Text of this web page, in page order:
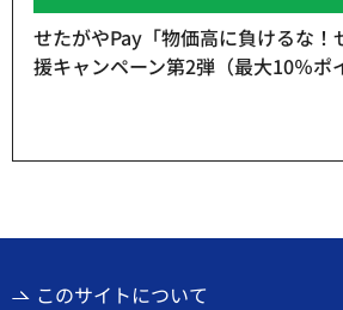
せたがやPay「物価高に負けるな！
援キャンペーン第2弾（最大10％ポ
このサイトについて